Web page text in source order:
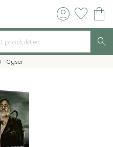
account_circle favorite shopping_bag
search
Gyser